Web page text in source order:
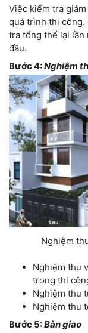
Việc kiểm tra
quá trình thi công.
tra tổng thể lại lần
đầu.
Bước 4:Nghiệm
Nghiệm
Nghiệm thu
trong thi
Nghiệm thu
Nghiệm thu
Bước 5:Bàn giao